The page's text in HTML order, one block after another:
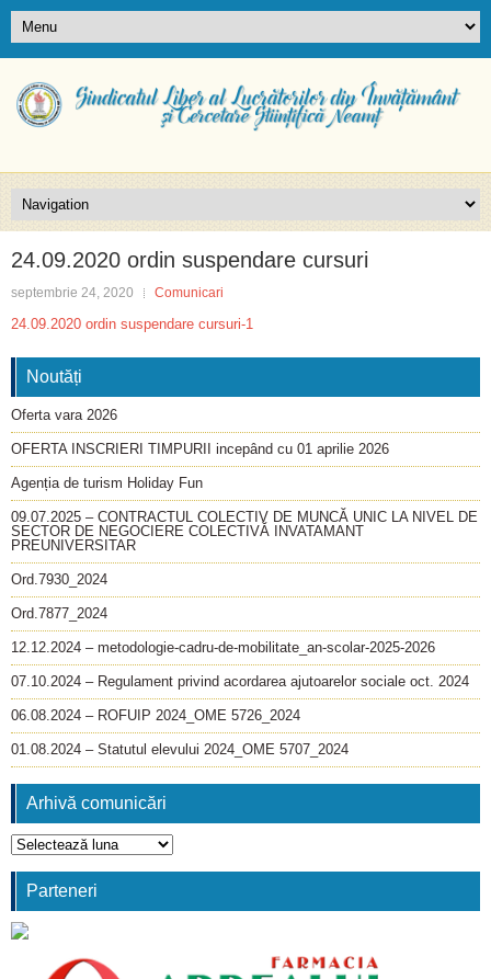
24.09.2020 ordin suspendare cursuri
septembrie 24, 2020 Comunicari
24.09.2020 ordin suspendare cursuri-1
Noutăți
Oferta vara 2026
OFERTA INSCRIERI TIMPURII incepând cu 01 aprilie 2026
Agenția de turism Holiday Fun
09.07.2025 – CONTRACTUL COLECTIV DE MUNCĂ UNIC LA NIVEL DE
SECTOR DE NEGOCIERE COLECTIVĂ INVATAMANT
PREUNIVERSITAR
Ord.7930_2024
Ord.7877_2024
12.12.2024 – metodologie-cadru-de-mobilitate_an-scolar-2025-2026
07.10.2024 – Regulament privind acordarea ajutoarelor sociale oct. 2024
06.08.2024 – ROFUIP 2024_OME 5726_2024
01.08.2024 – Statutul elevului 2024_OME 5707_2024
Arhivă comunicări
Arhivă
comunicări
Parteneri